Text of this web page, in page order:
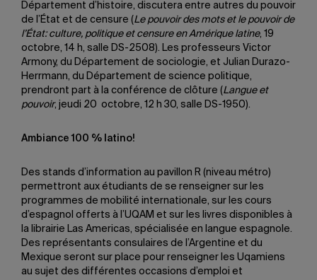
Département d’histoire, discutera entre autres du pouvoir
de l’État et de censure (Le pouvoir des mots et le pouvoir de
l’État: culture, politique et censure en Amérique latine, 19
octobre, 14 h, salle DS-2508). Les professeurs Victor
Armony, du Département de sociologie, et Julian Durazo-
Herrmann, du Département de science politique,
prendront part à la conférence de clôture (Langue et
pouvoir, jeudi 20 octobre, 12 h 30, salle DS-1950).
Ambiance 100 % latino!
Des stands d’information au pavillon R (niveau métro)
permettront aux étudiants de se renseigner sur les
programmes de mobilité internationale, sur les cours
d’espagnol offerts à l’UQAM et sur les livres disponibles à
la librairie Las Americas, spécialisée en langue espagnole.
Des représentants consulaires de l’Argentine et du
Mexique seront sur place pour renseigner les Uqamiens
au sujet des différentes occasions d’emploi et